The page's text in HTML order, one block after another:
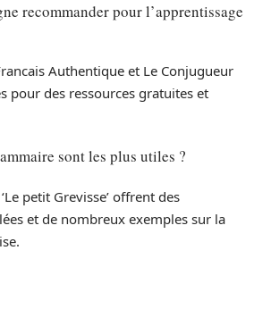
recommander pour l’apprentissage
Authentique et Le Conjugueur
pour des ressources gratuites et
sont les plus utiles ?
petit Grevisse’ offrent des
et de nombreux exemples sur la